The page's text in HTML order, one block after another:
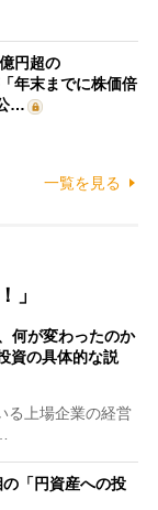
円超の
年末までに株価倍
…
一覧を見る
」
何が変わったのか
資の具体的な説
る上場企業の経営
の「円資産への投